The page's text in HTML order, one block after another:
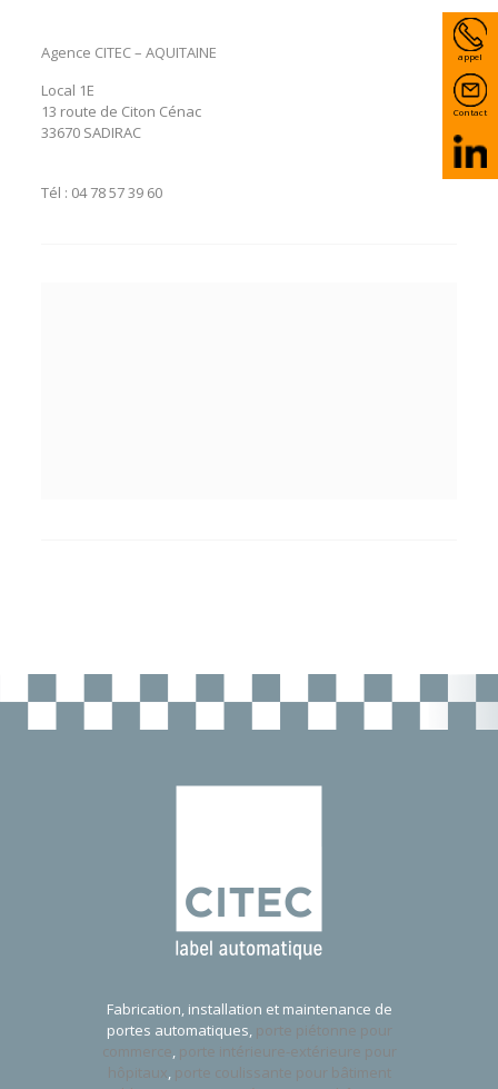
Agence CITEC – AQUITAINE
Local 1E
13 route de Citon Cénac
33670 SADIRAC
Tél : 04 78 57 39 60
Fabrication, installation et maintenance de
portes automatiques, porte piétonne pour
commerce, porte intérieure-extérieure pour
hôpitaux, porte coulissante pour bâtiment
appel
Contact